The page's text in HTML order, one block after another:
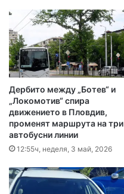
Дербито между „Ботев“ и
„Локомотив“ спира
движението в Пловдив,
променят маршрута на три
автобусни линии
12:55ч, неделя, 3 май, 2026